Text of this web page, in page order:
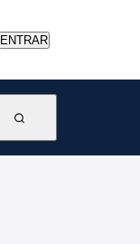
ENTRAR